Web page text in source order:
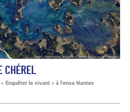
CHÉREL
Enquêter le vivant » à l'ensa Nantes